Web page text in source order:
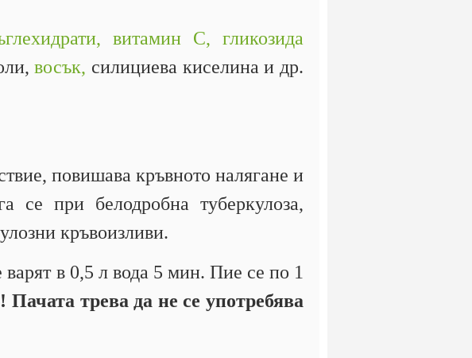
витамин С,
гликозида
восък, силициева киселина и др.
повишава кръвното налягане и
се при белодробна туберкулоза,
кръвоизливи.
в 0,5 л вода 5 мин. Пие се по 1
трева да не се употребява